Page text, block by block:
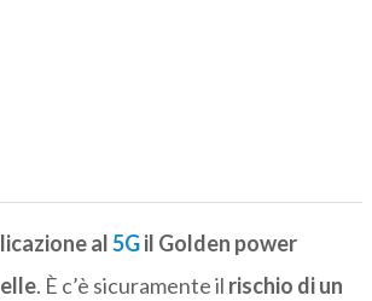
al5Gil Golden power
. È c’è sicuramente il rischio di un